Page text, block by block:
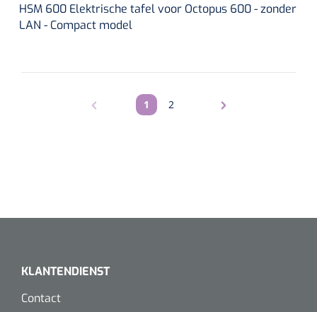
HSM 600 Elektrische tafel voor Octopus 600 - zonder
LAN - Compact model
Pagina
1 Pagina
2
KLANTENDIENST
Contact